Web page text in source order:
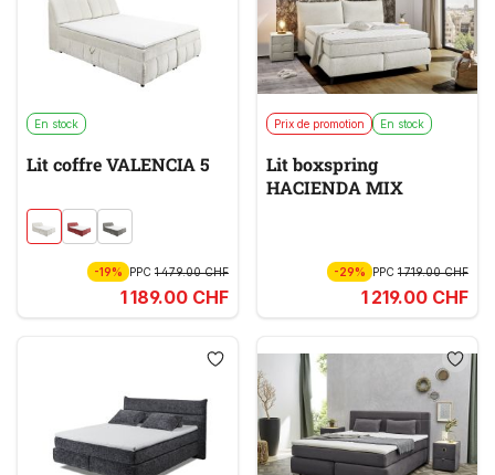
En stock
Lit coffre VALENCIA 5
-19% PPC 1 479.00 CHF
1 189.00 CHF
Prix de promotion En stock
Lit boxspring
HACIENDA MIX
-29% PPC1 719.00 CHF
1 219.00 CHF